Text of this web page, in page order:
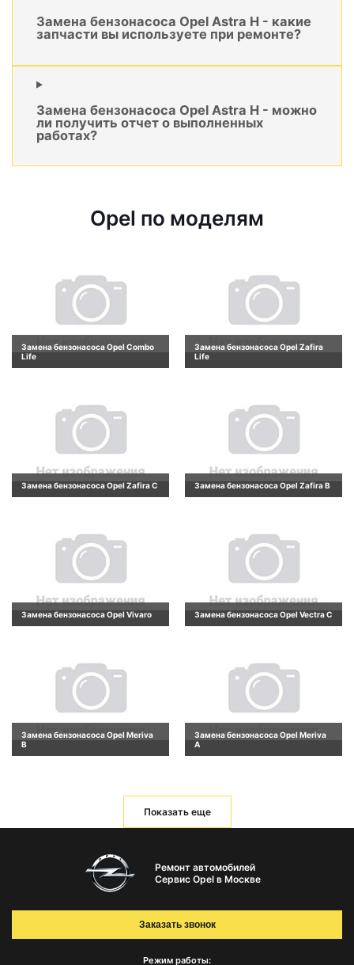
Замена бензонасоса Opel Astra H - какие
запчасти вы используете при ремонте?
Замена бензонасоса Opel Astra H - можно
ли получить отчет о выполненных
работах?
Opel по моделям
Замена бензонасоса Opel Combo
Life
Замена бензонасоса Opel Zafira
Life
Замена бензонасоса Opel Zafira C Замена бензонасоса Opel Zafira B
Замена бензонасоса Opel Vivaro Замена бензонасоса Opel Vectra C
Замена бензонасоса Opel Meriva
B
Замена бензонасоса Opel Meriva
A
Показать еще
Ремонт автомобилей
Сервис Opel в Москве
Режим работы:
Заказать звонок